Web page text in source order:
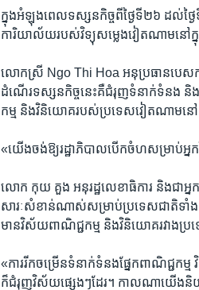
ក្នុង​អំឡុង​ពេល​ទស្សន​កិច្ច​ពី​ថ្ងៃ​ទី២៦​ ដល់​ថ្
ការិយា​ល័យ​របស់​វិទ្យុ​សម្លេង​វៀតណាម​នៅ​ក្
លោក​ស្រី​ Ngo Thi ​Hoa ​អនុ​ប្រធាន​បេសក​
ដំណើរ​ទស្សន​កិច្ច​នេះ​គឺ​ជំរុញ​ទំនាក់​ទំនង​ និង​
កម្ម ​និង​វិនិយោគ​របស់​ប្រទេស​វៀតណាម​នៅ​
«យើង​ចង់​ឱ្យ​រដ្ឋាភិបាល​បើក​ចំហ​សម្រាប់​អ្
លោក​ កុយ គួង​ អនុ​រដ្ឋ​លេខាធិការ​ និង​ជា​អ្នក​
សារៈ​សំខាន់​ណាស់​សម្រាប់​ប្រទេស​ជាតិ​ទាំង​ពី
មាន​វិស័យ​ពាណិជ្ជ​កម្ម​ និង​វិនិយោគ​រវាង​ប្រ
«ការ​រីក​ចម្រើន​ទំនាក់​ទំនង​ផ្នែក​ពាណិជ្ជ​ក
ក៏​ជំរុញ​វិស័យ​ផ្សេងៗ​ដែរ។​ កាល​ណា​យើង​និយ